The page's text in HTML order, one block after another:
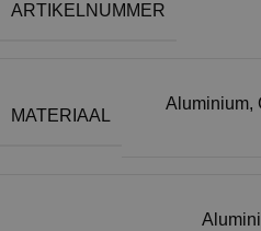
ARTIKELNUMMER
MATERIAAL
Aluminium,